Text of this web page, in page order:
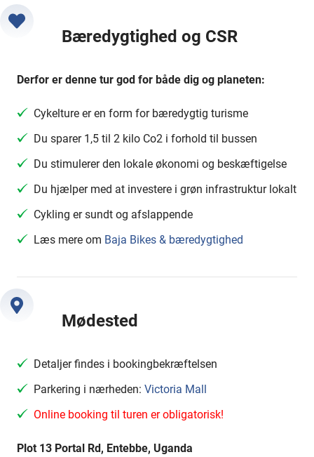
Bæredygtighed og CSR
Derfor er denne tur god for både dig og planeten:
Cykelture er en form for bæredygtig turisme
Du sparer 1,5 til 2 kilo Co2 i forhold til bussen
Du stimulerer den lokale økonomi og beskæftigelse
Du hjælper med at investere i grøn infrastruktur lokalt
Cykling er sundt og afslappende
Læs mere om Baja Bikes & bæredygtighed
Mødested
Detaljer findes i bookingbekræftelsen
Parkering i nærheden: Victoria Mall
Online booking til turen er obligatorisk!
Plot 13 Portal Rd, Entebbe, Uganda